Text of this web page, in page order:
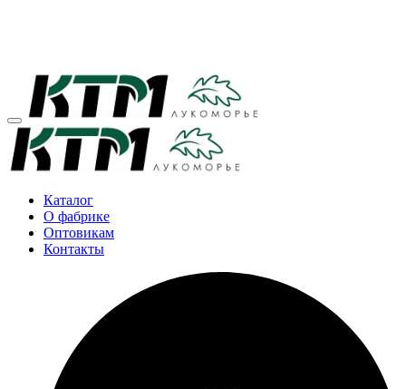
Каталог
О фабрике
Оптовикам
Контакты